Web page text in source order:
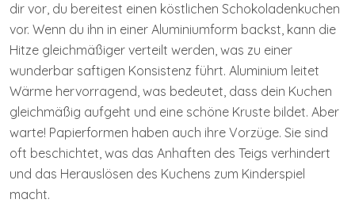
dir vor, du bereitest einen köstlichen Schokoladenkuchen
vor. Wenn du ihn in einer Aluminiumform backst, kann die
Hitze gleichmäßiger verteilt werden, was zu einer
wunderbar saftigen Konsistenz führt. Aluminium leitet
Wärme hervorragend, was bedeutet, dass dein Kuchen
gleichmäßig aufgeht und eine schöne Kruste bildet. Aber
warte! Papierformen haben auch ihre Vorzüge. Sie sind
oft beschichtet, was das Anhaften des Teigs verhindert
und das Herauslösen des Kuchens zum Kinderspiel
macht.